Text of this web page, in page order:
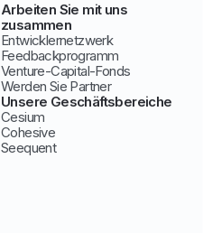
Arbeiten Sie mit uns
zusammen
Entwicklernetzwerk
Feedbackprogramm
Venture-Capital-Fonds
Werden Sie Partner
Unsere Geschäftsbereiche
Cesium
Cohesive
Seequent